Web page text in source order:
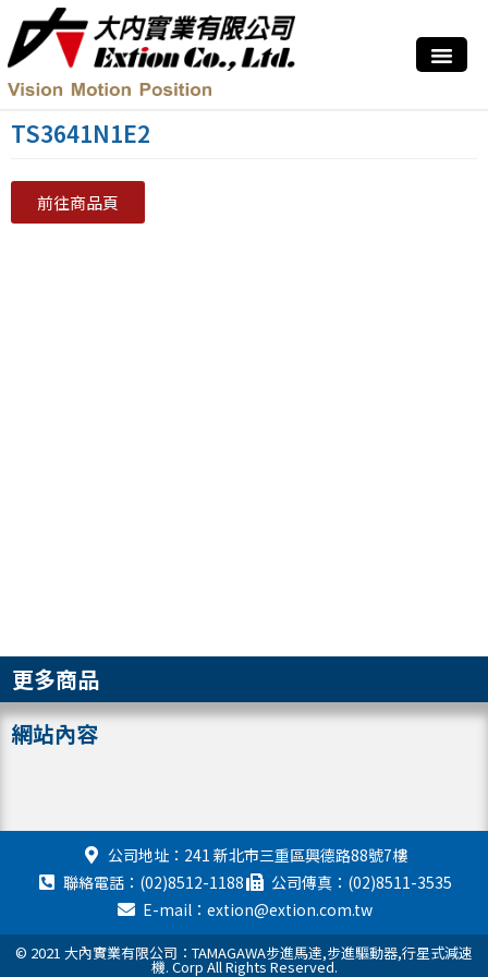
TS3641N1E2
前往商品頁
更多商品
網站內容
公司地址：241 新北市三重區興德路88號7樓
聯絡電話：(02)8512-1188
公司傳真：(02)8511-3535
E-mail：extion@extion.com.tw
© 2021 大內實業有限公司：TAMAGAWA步進馬達,步進驅動器,行星式減速
機. Corp All Rights Reserved.